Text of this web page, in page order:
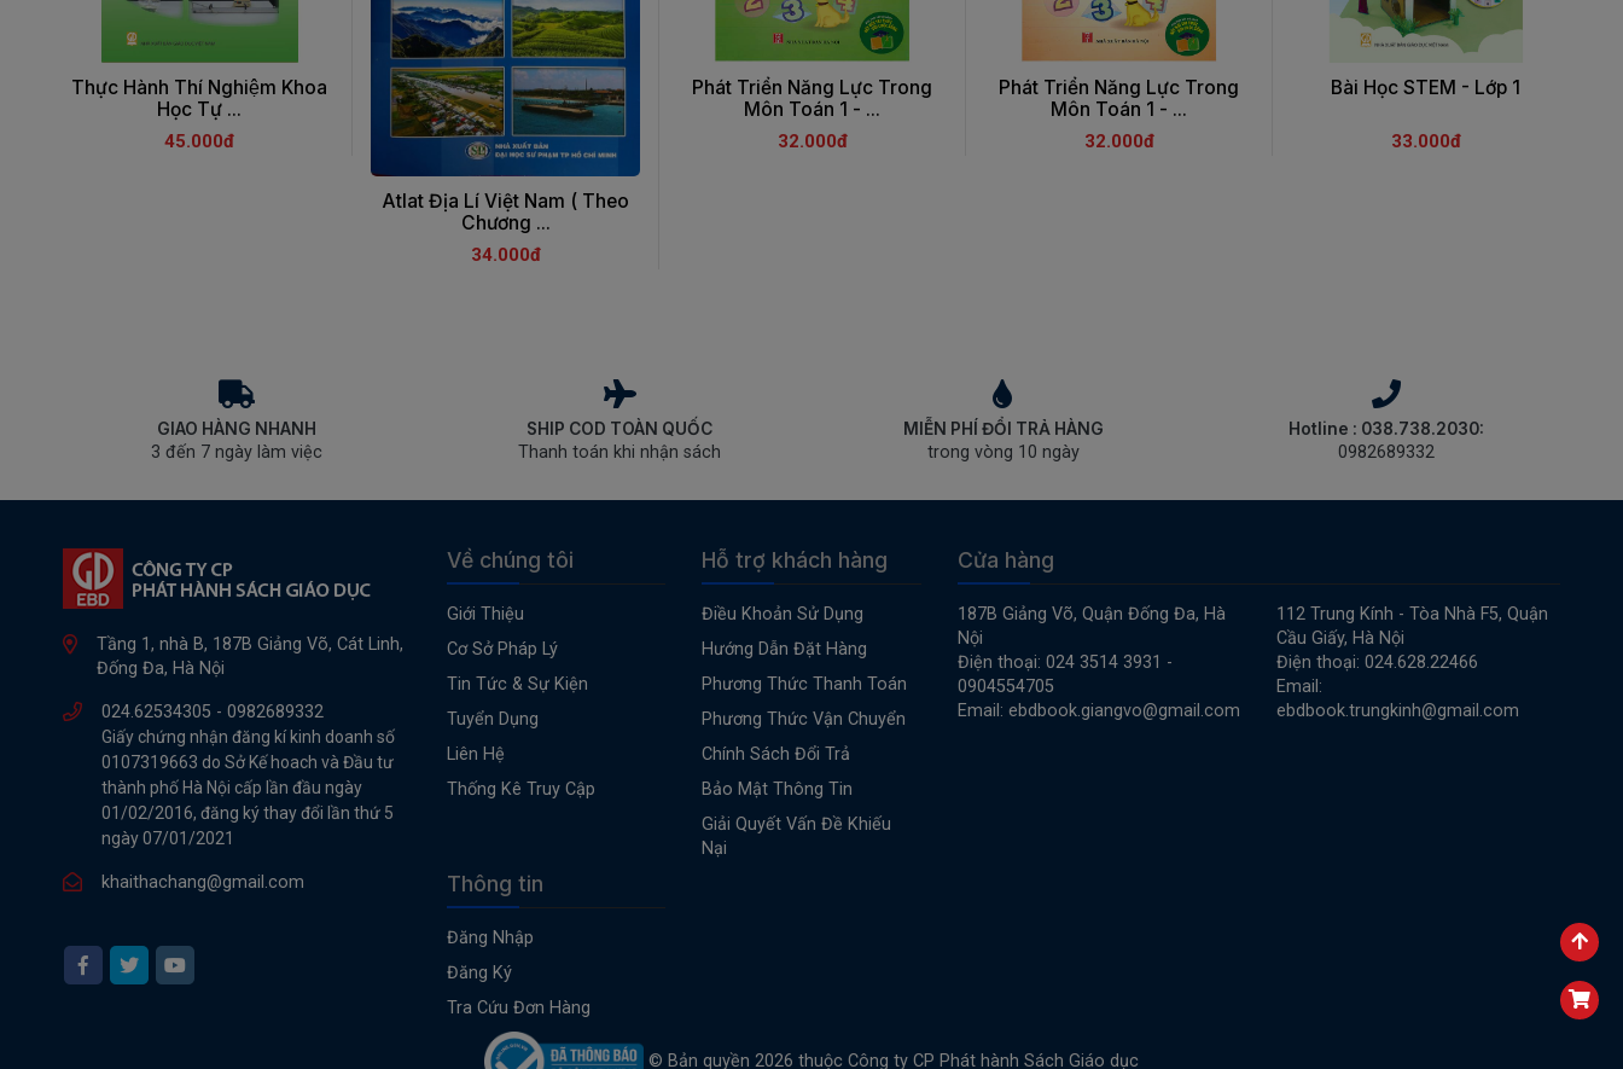
Thực Hành Thí Nghiệm Khoa
Học Tự ...
45.000đ
Atlat Địa Lí Việt Nam ( Theo
Chương ...
34.000đ
Phát Triển Năng Lực Trong
Môn Toán 1 - ...
32.000đ
Phát Triển Năng Lực Trong
Môn Toán 1 - ...
32.000đ
Bài Học STEM - Lớp 1
33.000đ
GIAO HÀNG NHANH
3 đến 7 ngày làm việc
SHIP COD TOÀN QUỐC
Thanh toán khi nhận sách
MIỄN PHÍ ĐỔI TRẢ HÀNG
trong vòng 10 ngày
Hotline : 038.738.2030:
0982689332
Tầng 1, nhà B, 187B Giảng Võ, Cát Linh,
Đống Đa, Hà Nội
024.62534305 - 0982689332
Giấy chứng nhận đăng kí kinh doanh số
0107319663 do Sở Kế hoach và Đầu tư
thành phố Hà Nội cấp lần đầu ngày
01/02/2016, đăng ký thay đổi lần thứ 5
ngày 07/01/2021
khaithachang@gmail.com
Về chúng tôi
Giới Thiệu
Cơ Sở Pháp Lý
Tin Tức & Sự Kiện
Tuyển Dụng
Liên Hệ
Thống Kê Truy Cập
Hỗ trợ khách hàng
Điều Khoản Sử Dụng
Hướng Dẫn Đặt Hàng
Phương Thức Thanh Toán
Phương Thức Vận Chuyển
Chính Sách Đổi Trả
Bảo Mật Thông Tin
Giải Quyết Vấn Đề Khiếu
Nại
Thông tin
Đăng Nhập
Đăng Ký
Tra Cứu Đơn Hàng
Cửa hàng
187B Giảng Võ, Quận Đống Đa, Hà
Nội
Điện thoại: 024 3514 3931 -
0904554705
Email: ebdbook.giangvo@gmail.com
112 Trung Kính - Tòa Nhà F5, Quận
Cầu Giấy, Hà Nội
Điện thoại: 024.628.22466
Email:
ebdbook.trungkinh@gmail.com
© Bản quyền 2026 thuộc Công ty CP Phát hành Sách Giáo dục